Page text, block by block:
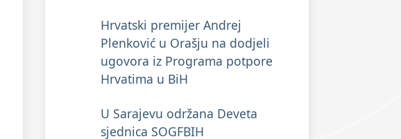
Hrvatski premijer Andrej
Plenković u Orašju na dodjeli
ugovora iz Programa potpore
Hrvatima u BiH
U Sarajevu održana Deveta
sjednica SOGFBIH